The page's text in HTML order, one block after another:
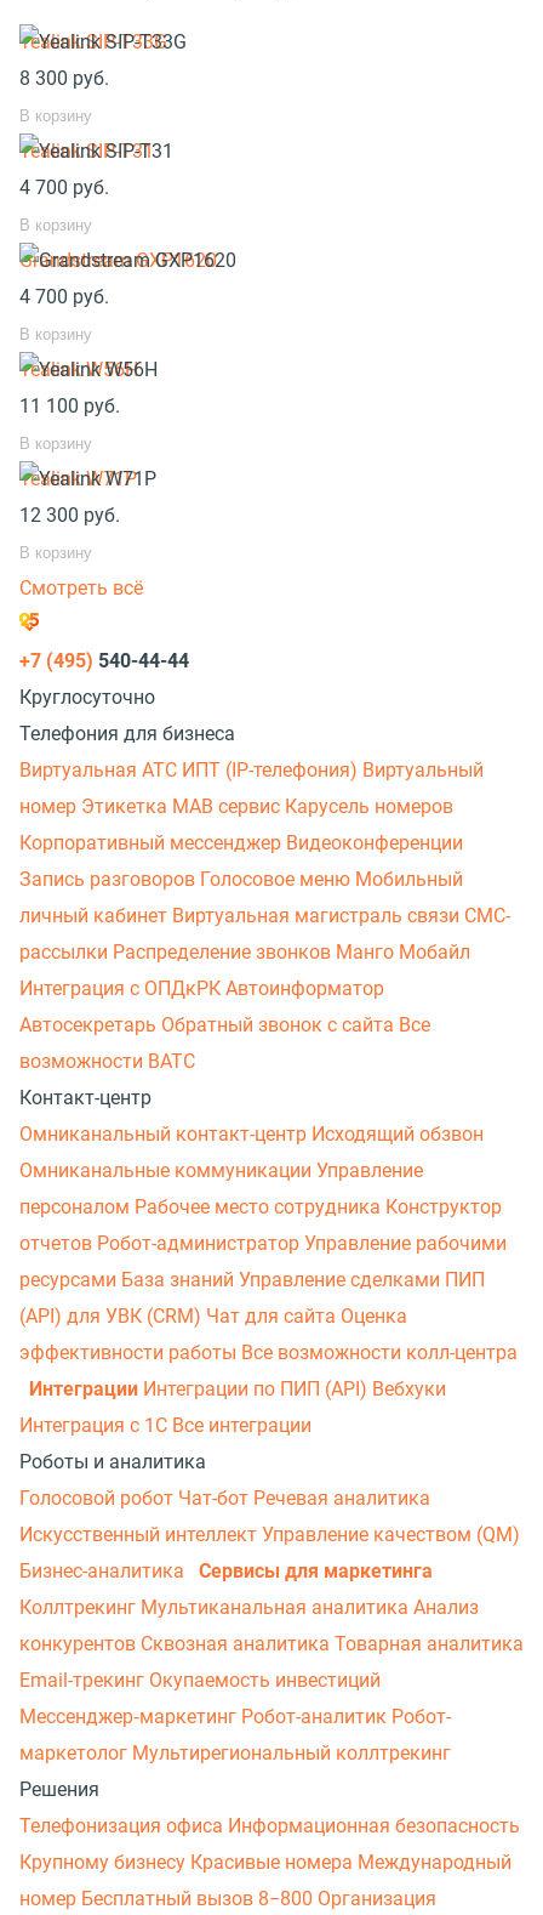
Yealink SIP-T33G
8 300 руб.
В корзину
Yealink SIP-T31
4 700 руб.
В корзину
Grandstream GXP1620
4 700 руб.
В корзину
Yealink W56H
11 100 руб.
В корзину
Yealink W71P
12 300 руб.
В корзину
Смотреть всё
+7 (495) 540-44-44
Круглосуточно
Телефония для бизнеса
Виртуальная АТС ИПТ (IP-телефония) Виртуальный
номер Этикетка МАВ сервис Карусель номеров
Корпоративный мессенджер Видеоконференции
Запись разговоров Голосовое меню Мобильный
личный кабинет Виртуальная магистраль связи СМС-
рассылки Распределение звонков Манго Мобайл
Интеграция с ОПДкРК Автоинформатор
Автосекретарь Обратный звонок с сайта Все
возможности ВАТС
Контакт-центр
Омниканальный контакт-центр Исходящий обзвон
Омниканальные коммуникации Управление
персоналом Рабочее место сотрудника Конструктор
отчетов Робот-администратор Управление рабочими
ресурсами База знаний Управление сделками ПИП
(API) для УВК (CRM) Чат для сайта Оценка
эффективности работы Все возможности колл-центра
Интеграции Интеграции по ПИП (API) Вебхуки
Интеграция с 1С Все интеграции
Роботы и аналитика
Голосовой робот Чат-бот Речевая аналитика
Искусственный интеллект Управление качеством (QM)
Бизнес-аналитика
Сервисы для маркетинга
Коллтрекинг Мультиканальная аналитика Анализ
конкурентов Сквозная аналитика Товарная аналитика
Email-трекинг Окупаемость инвестиций
Мессенджер‑маркетинг Робот-аналитик Робот-
маркетолог Мультирегиональный коллтрекинг
Решения
Телефонизация офиса Информационная безопасность
Крупному бизнесу Красивые номера Международный
номер Бесплатный вызов 8−800 Организация